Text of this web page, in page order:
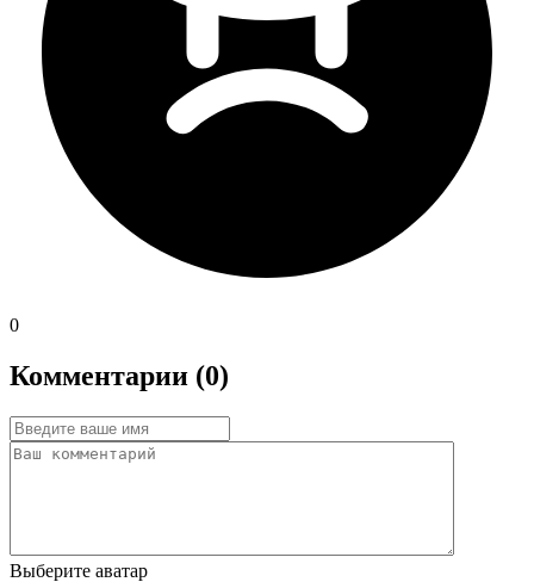
0
Комментарии (0)
Выберите аватар